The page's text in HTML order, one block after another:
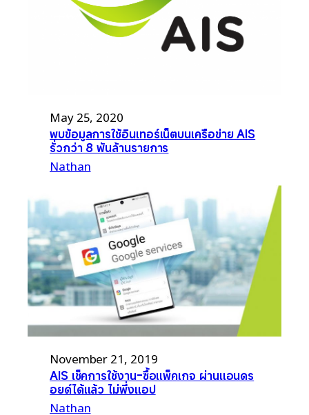
May 25, 2020
พบข้อมูลการใช้อินเทอร์เน็ตบนเครือข่าย AIS
รั่วกว่า 8 พันล้านรายการ
Nathan
November 21, 2019
AIS เช็คการใช้งาน-ซื้อแพ็คเกจ ผ่านแอนดร
อยด์ได้แล้ว ไม่พึ่งแอป
Nathan